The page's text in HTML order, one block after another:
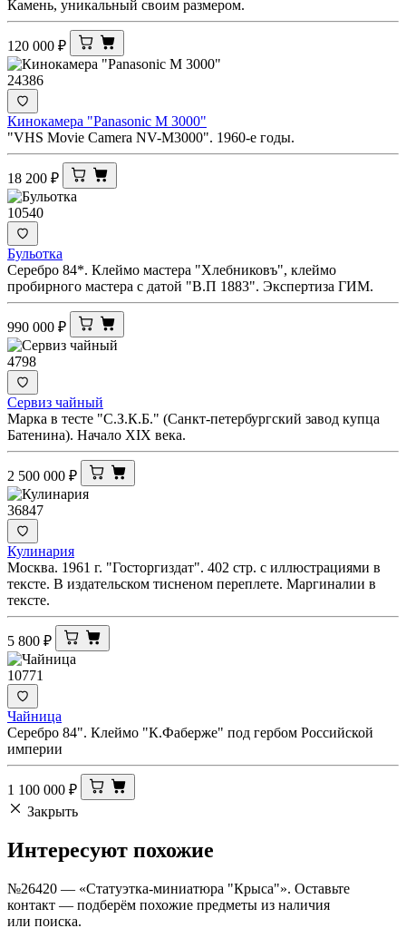
Камень, уникальный своим размером.
120 000 ₽
24386
Кинокамера "Panasonic M 3000"
"VHS Movie Camera NV-M3000". 1960-е годы.
18 200 ₽
10540
Бульотка
Серебро 84*. Клеймо мастера "Хлебниковъ", клеймо
пробирного мастера с датой "В.П 1883". Экспертиза ГИМ.
990 000 ₽
4798
Сервиз чайный
Марка в тесте "С.З.К.Б." (Санкт-петербургский завод купца
Батенина). Начало XIX века.
2 500 000 ₽
36847
Кулинария
Москва. 1961 г. "Госторгиздат". 402 стр. с иллюстрациями в
тексте. В издательском тисненом переплете. Маргиналии в
тексте.
5 800 ₽
10771
Чайница
Серебро 84". Клеймо "К.Фаберже" под гербом Российской
империи
1 100 000 ₽
Закрыть
Интересуют похожие
№26420 — «Статуэтка-миниатюра "Крыса"». Оставьте
контакт — подберём похожие предметы из наличия
или поиска.